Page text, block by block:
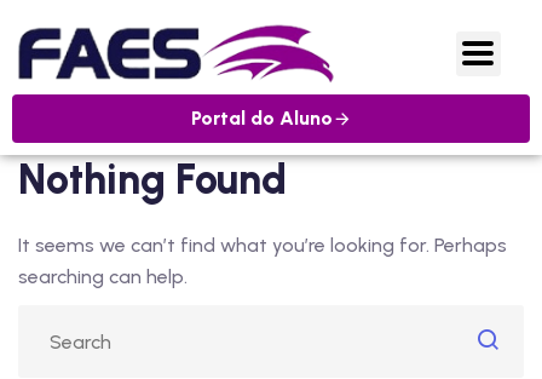
Portal do Aluno
Nothing Found
It seems we can’t find what you’re looking for. Perhaps
searching can help.